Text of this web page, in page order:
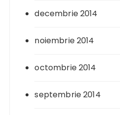
decembrie 2014
noiembrie 2014
octombrie 2014
septembrie 2014